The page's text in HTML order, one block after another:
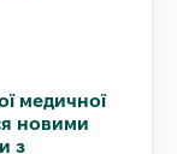
медичної
новими
з